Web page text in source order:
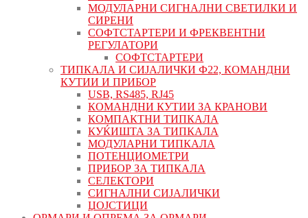
МОДУЛАРНИ СИГНАЛНИ СВЕТИЛКИ И
СИРЕНИ
СОФТСТАРТЕРИ И ФРЕКВЕНТНИ
РЕГУЛАТОРИ
СОФТСТАРТЕРИ
ТИПКАЛА И СИЈАЛИЧКИ Ф22, КОМАНДНИ
КУТИИ И ПРИБОР
USB, RS485, RJ45
КОМАНДНИ КУТИИ ЗА КРАНОВИ
КОМПАКТНИ ТИПКАЛА
КУЌИШТА ЗА ТИПКАЛА
МОДУЛАРНИ ТИПКАЛА
ПОТЕНЦИОМЕТРИ
ПРИБОР ЗА ТИПКАЛА
СЕЛЕКТОРИ
СИГНАЛНИ СИЈАЛИЧКИ
ЏОЈСТИЦИ